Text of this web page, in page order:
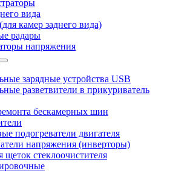
вида
камер заднего вида)
радары
напряжения
зарядные устройства USB
разветвители в прикуриватель
бескамерных шин
подогреватели двигателя
напряжения (инверторы)
щеток стеклоочистителя